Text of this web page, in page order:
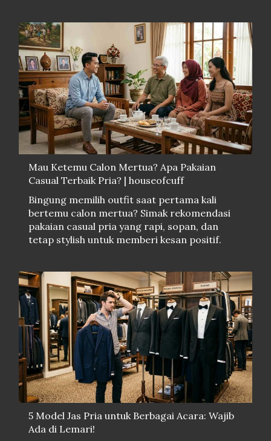
Mau Ketemu Calon Mertua? Apa Pakaian
Casual Terbaik Pria? | houseofcuff
Bingung memilih outfit saat pertama kali
bertemu calon mertua? Simak rekomendasi
pakaian casual pria yang rapi, sopan, dan
tetap stylish untuk memberi kesan positif.
5 Model Jas Pria untuk Berbagai Acara: Wajib
Ada di Lemari!